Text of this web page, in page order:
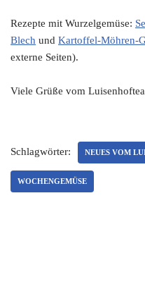
Rezepte mit Wurzelgemüse:
Blech und Kartoffel-Möhren-
externe Seiten).
Viele Grüße vom
Schlagwörter: NEUES VOM
WOCHENGEMÜSE